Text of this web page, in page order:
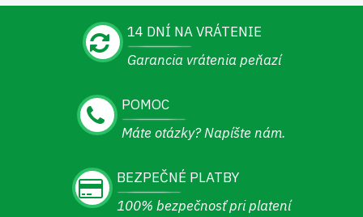
14 DNÍ NA VRÁTENIE
Garancia vrátenia peňazí
POMOC
Máte otázky? Napíšte nám.
BEZPEČNÉ PLATBY
100% bezpečnosť pri platení